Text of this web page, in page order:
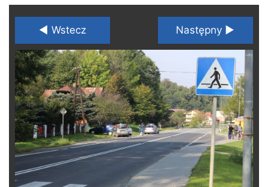
◄ Wstecz Następny ►